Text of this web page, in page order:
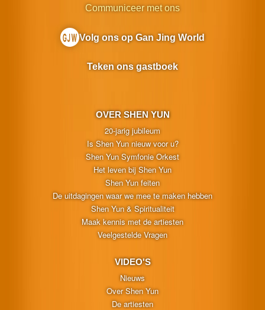
OVER SHEN YUN
20-jarig jubileum
Is Shen Yun nieuw voor u?
Shen Yun Symfonie Orkest
Het leven bij Shen Yun
Shen Yun feiten
De uitdagingen waar we mee te maken hebben
Shen Yun & Spiritualiteit
Maak kennis met de artiesten
Veelgestelde Vragen
VIDEO'S
Nieuws
Over Shen Yun
De artiesten
Communiceer met ons
Volg ons op Gan Jing World
Teken ons gastboek